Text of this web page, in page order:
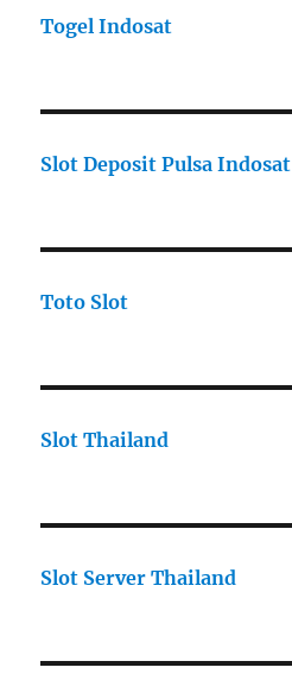
Togel Indosat
Slot Deposit Pulsa Indosat
Toto Slot
Slot Thailand
Slot Server Thailand